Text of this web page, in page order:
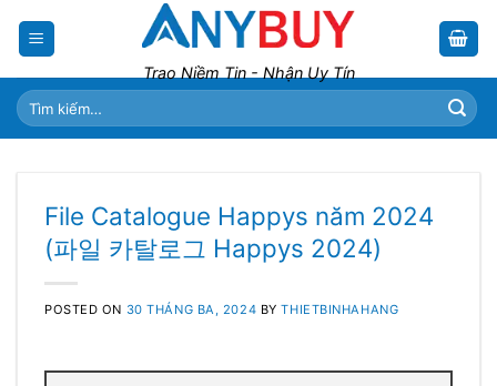
Trao Niềm Tin - Nhận Uy Tín
Tìm
kiếm:
File Catalogue Happys năm 2024
(파일 카탈로그 Happys 2024)
POSTED ON 30 THÁNG BA, 2024 BYTHIETBINHAHANG